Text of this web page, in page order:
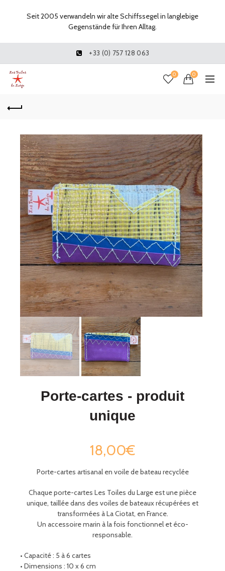
+33 (0) 757 128 063
0 0
Porte-cartes - produit
unique
18,00€
Porte-cartes artisanal en voile de bateau recyclée
Chaqueporte-cartes Les Toiles du Large est une pièce
unique, taillée dans des voiles de bateaux récupérées et
transformées àLaCiotat, en France.
Un accessoire marin à la fois fonctionnel et éco-
responsable.
• Capacité: 5 à6 cartes
•Dimensions : 10 x6 cm
Seit 2005 verwandeln wir alte Schiffssegel in langlebige
Gegenstände für Ihren Alltag.